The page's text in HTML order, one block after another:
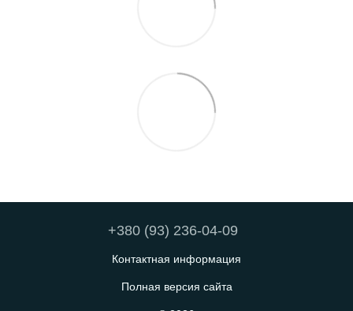
+380 (93) 236-04-09
Контактная информация
Полная версия сайта